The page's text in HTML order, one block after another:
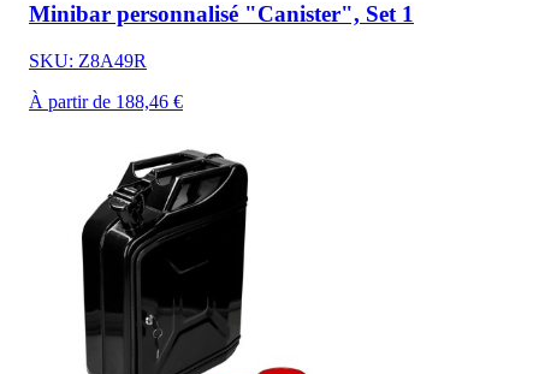
Minibar personnalisé "Canister", Set 1
SKU: Z8A49R
À partir de 188,46 €